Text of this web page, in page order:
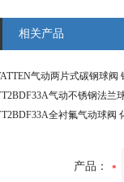
相关产品
产品：